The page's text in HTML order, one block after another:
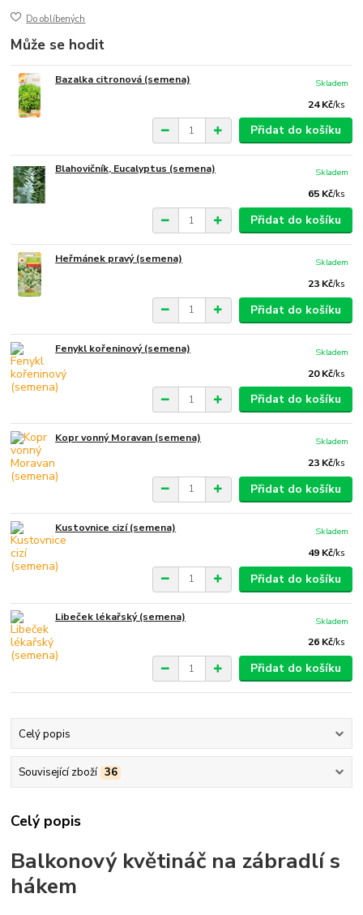
Do oblíbených
Může se hodit
Bazalka citronová (semena)
24 Kč/ks
Skladem
Přidat do košíku
Blahovičník, Eucalyptus (semena)
65 Kč/ks
Skladem
Přidat do košíku
Heřmánek pravý (semena)
23 Kč/ks
Skladem
Přidat do košíku
Fenykl kořeninový (semena)
20 Kč/ks
Skladem
Přidat do košíku
Kopr vonný Moravan (semena)
23 Kč/ks
Skladem
Přidat do košíku
Kustovnice cizí (semena)
49 Kč/ks
Skladem
Přidat do košíku
Libeček lékařský (semena)
26 Kč/ks
Skladem
Přidat do košíku
Celý popis
Související zboží 36
Celý popis
Balkonový květináč na zábradlí s
hákem